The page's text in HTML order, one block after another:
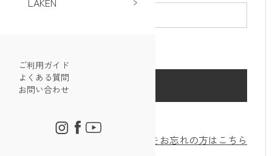
ご利用ガイド
よくある質問
お問い合わせ
パスワードをお忘れの方はこちら